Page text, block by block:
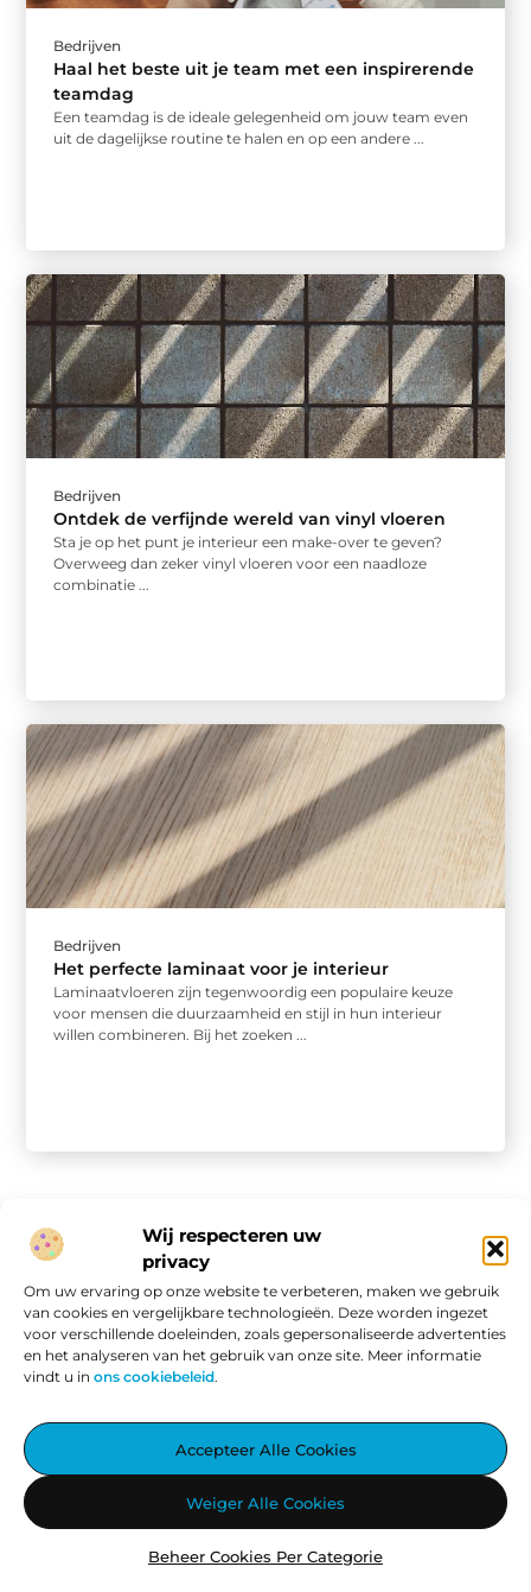
Wij respecteren uw
privacy
Om uw ervaring op onze website te verbeteren, maken we gebruik
van cookies en vergelijkbare technologieën. Deze worden ingezet
voor verschillende doeleinden, zoals gepersonaliseerde advertenties
en het analyseren van het gebruik van onze site. Meer informatie
vindt u in ons cookiebeleid.
Accepteer Alle Cookies
Weiger Alle Cookies
Beheer Cookies Per Categorie
Bedrijven
Haal het beste uit je team met een inspirerende
teamdag
Een teamdag is de ideale gelegenheid om jouw team even
uit de dagelijkse routine te halen en op een andere ...
Bedrijven
Ontdek de verfijnde wereld van vinyl vloeren
Sta je op het punt je interieur een make-over te geven?
Overweeg dan zeker vinyl vloeren voor een naadloze
combinatie ...
Bedrijven
Het perfecte laminaat voor je interieur
Laminaatvloeren zijn tegenwoordig een populaire keuze
voor mensen die duurzaamheid en stijl in hun interieur
willen combineren. Bij het zoeken ...
Aggiez.nl – Altijd Iets Interessants te Lezen.
Ontdek een wereld vol inspirerende blogs en artikelen, zorgvuldig
geselecteerd om jouw dag te verrijken.
Onze informatie